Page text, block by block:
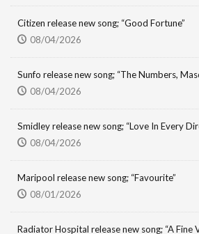
Citizen release new song; “Good Fortune”
08/04/2026
Sunfo release new song; “The Numbers,
08/04/2026
Smidley release new song; “Love In Every
08/04/2026
Maripool release new song; “Favourite”
08/01/2026
Radiator Hospital release new song; “A Fine